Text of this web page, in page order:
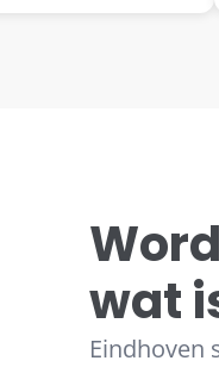
wat
Eindhoven